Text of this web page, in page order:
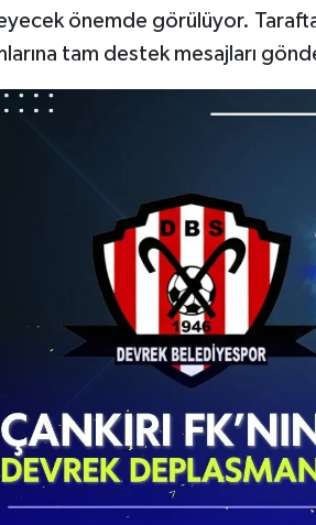
önemde görülüyor.
tam destek mesajları